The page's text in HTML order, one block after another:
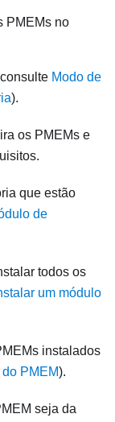
PMEMs no
Modo de
).
os PMEMs e
que estão
de
todos os
um módulo
instalados
PMEM).
seja da